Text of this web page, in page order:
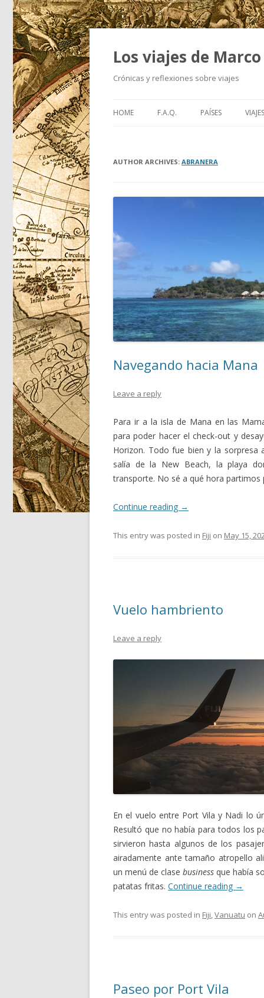
Los viajes de
Crónicas y reflexiones sobre viajes
HOME F.A.Q. PAÍSES VIAJES
AUTHOR ARCHIVES: ABRANERA
Navegando hacia Mana
Leave a reply
Para ir a la isla de Mana en las
para poder hacer el check-out y
Horizon. Todo fue bien y la sorpresa
salía de la New Beach, la playa
transporte. No sé a qué hora
Continue reading →
This entry was posted in Fiji on May 15,
Vuelo hambriento
Leave a reply
En el vuelo entre Port Vila y Nadi lo
Resultó que no había para todos los
sirvieron hasta algunos de los
airadamente ante tamaño atropello
un menú de clase business que había
patatas fritas. Continue reading →
This entry was posted in Fiji,Vanuatu on
Paseo por Port Vila